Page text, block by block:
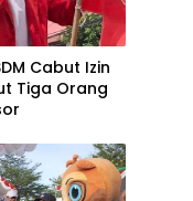
Cabut Izin
Tiga Orang